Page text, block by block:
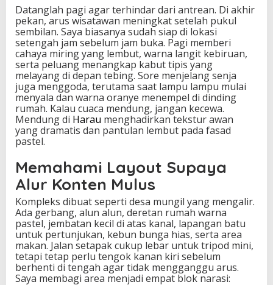
Datanglah pagi agar terhindar dari antrean. Di akhir
pekan, arus wisatawan meningkat setelah pukul
sembilan. Saya biasanya sudah siap di lokasi
setengah jam sebelum jam buka. Pagi memberi
cahaya miring yang lembut, warna langit kebiruan,
serta peluang menangkap kabut tipis yang
melayang di depan tebing. Sore menjelang senja
juga menggoda, terutama saat lampu lampu mulai
menyala dan warna oranye menempel di dinding
rumah. Kalau cuaca mendung, jangan kecewa.
Mendung di Harau menghadirkan tekstur awan
yang dramatis dan pantulan lembut pada fasad
pastel.
Memahami Layout Supaya
Alur Konten Mulus
Kompleks dibuat seperti desa mungil yang mengalir.
Ada gerbang, alun alun, deretan rumah warna
pastel, jembatan kecil di atas kanal, lapangan batu
untuk pertunjukan, kebun bunga hias, serta area
makan. Jalan setapak cukup lebar untuk tripod mini,
tetapi tetap perlu tengok kanan kiri sebelum
berhenti di tengah agar tidak mengganggu arus.
Saya membagi area menjadi empat blok narasi: